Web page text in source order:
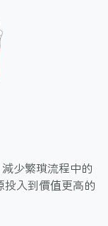
少繁瑣流程中的
投入到價值更高的